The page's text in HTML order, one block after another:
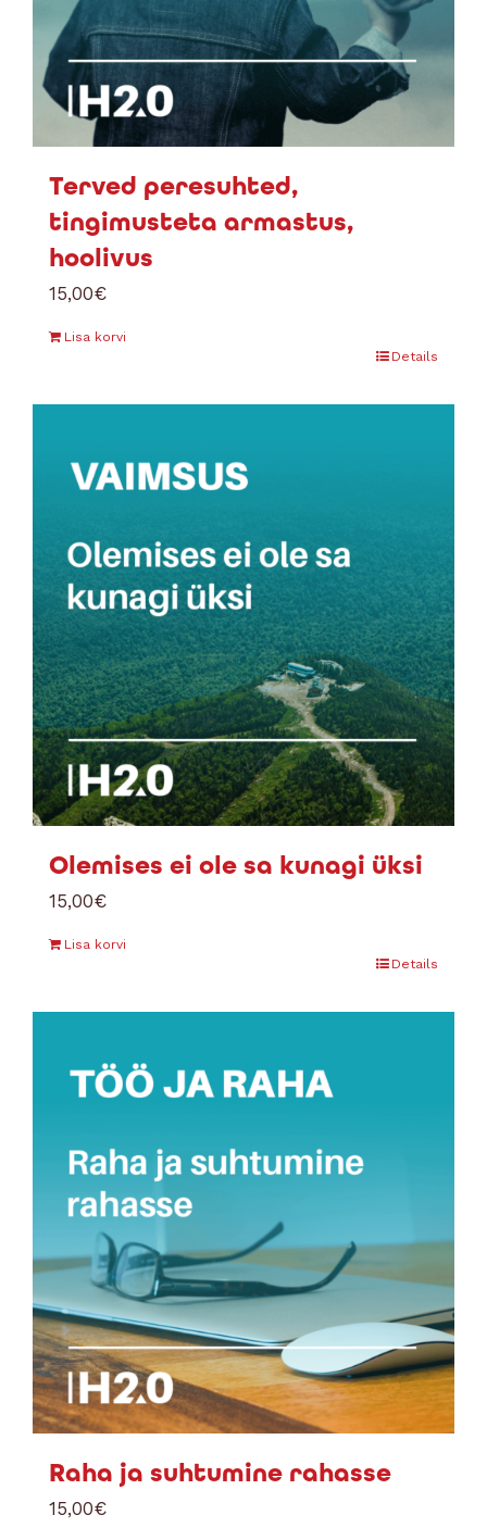
Terved peresuhted,
tingimusteta armastus,
hoolivus
15,00€
Lisa korvi
Details
Olemises ei ole sa kunagi üksi
15,00€
Lisa korvi
Details
Raha ja suhtumine rahasse
15,00€